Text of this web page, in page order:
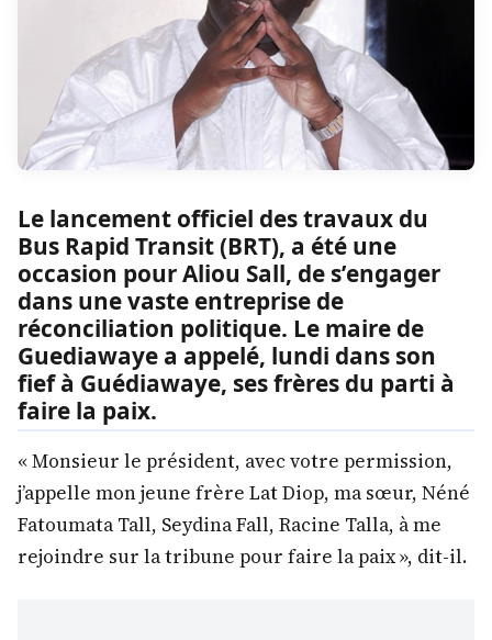
Le lancement officiel des travaux du
Bus Rapid Transit (BRT), a été une
occasion pour Aliou Sall, de s’engager
dans une vaste entreprise de
réconciliation politique. Le maire de
Guediawaye a appelé, lundi dans son
fief à Guédiawaye, ses frères du parti à
faire la paix.
« Monsieur le président, avec votre permission,
j’appelle mon jeune frère Lat Diop, ma sœur, Néné
Fatoumata Tall, Seydina Fall, Racine Talla, à me
rejoindre sur la tribune pour faire la paix », dit-il.